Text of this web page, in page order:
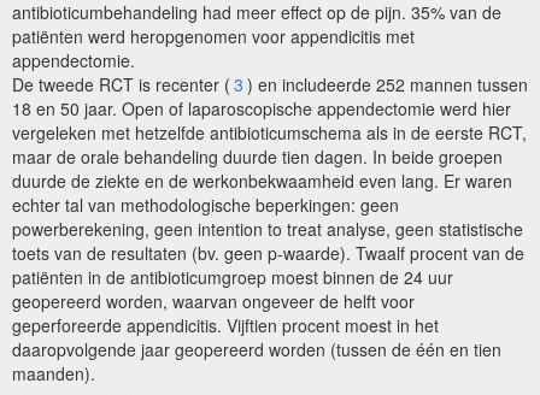
antibioticumbehandeling had meer effect op de pijn. 35% van de
patiënten werd heropgenomen voor appendicitis met
appendectomie.
De tweede RCT is recenter ( 3 ) en includeerde 252 mannen tussen
18 en 50 jaar. Open of laparoscopische appendectomie werd hier
vergeleken met hetzelfde antibioticumschema als in de eerste RCT,
maar de orale behandeling duurde tien dagen. In beide groepen
duurde de ziekte en de werkonbekwaamheid even lang. Er waren
echter tal van methodologische beperkingen: geen
powerberekening, geen intention to treat analyse, geen statistische
toets van de resultaten (bv. geen p-waarde). Twaalf procent van de
patiënten in de antibioticumgroep moest binnen de 24 uur
geopereerd worden, waarvan ongeveer de helft voor
geperforeerde appendicitis. Vijftien procent moest in het
daaropvolgende jaar geopereerd worden (tussen de één en tien
maanden).